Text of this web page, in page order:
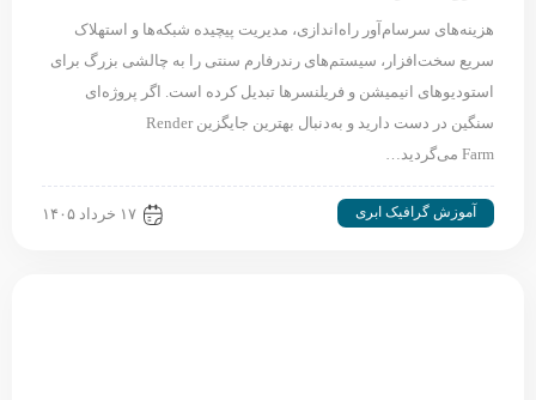
هزینه‌های سرسام‌آور راه‌اندازی، مدیریت پیچیده شبکه‌ها و استهلاک
سریع سخت‌افزار، سیستم‌های رندرفارم سنتی را به چالشی بزرگ برای
استودیوهای انیمیشن و فریلنسرها تبدیل کرده است. اگر پروژه‌ای
سنگین در دست دارید و به‌دنبال بهترین جایگزین Render
Farm می‌گردید…
آموزش گرافیک ابری ۱۷ خرداد ۱۴۰۵